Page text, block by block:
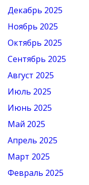
Декабрь 2025
Ноябрь 2025
Октябрь 2025
Сентябрь 2025
Август 2025
Июль 2025
Июнь 2025
Май 2025
Апрель 2025
Март 2025
Февраль 2025